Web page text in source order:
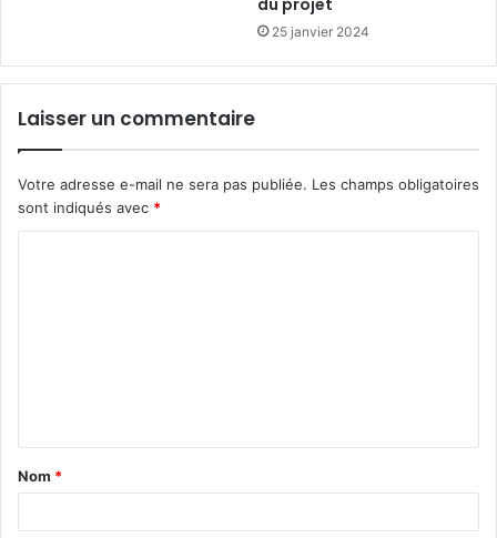
25 janvier 2024
Laisser un commentaire
Votre adresse e-mail ne sera pas publiée. Les champs obligatoires
sont indiqués avec *
t
a
Nom *